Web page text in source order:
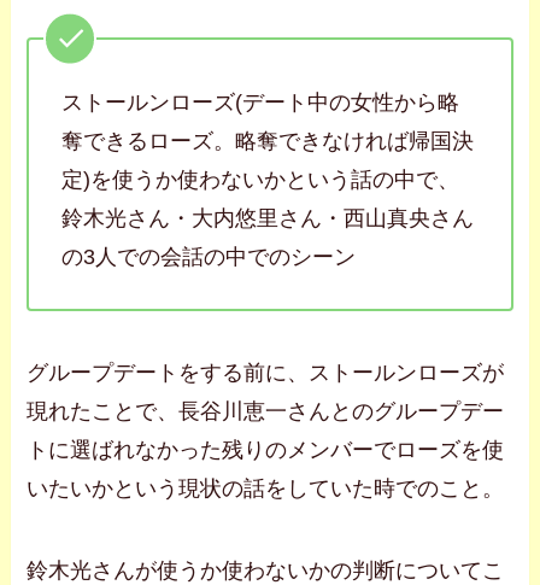
ストールンローズ(デート中の女性から略
奪できるローズ。略奪できなければ帰国決
定)を使うか使わないかという話の中で、
鈴木光さん・大内悠里さん・西山真央さん
の3人での会話の中でのシーン
グループデートをする前に、ストールンローズが
現れたことで、長谷川恵一さんとのグループデー
トに選ばれなかった残りのメンバーでローズを使
いたいかという現状の話をしていた時でのこと。
鈴木光さんが使うか使わないかの判断についてこ